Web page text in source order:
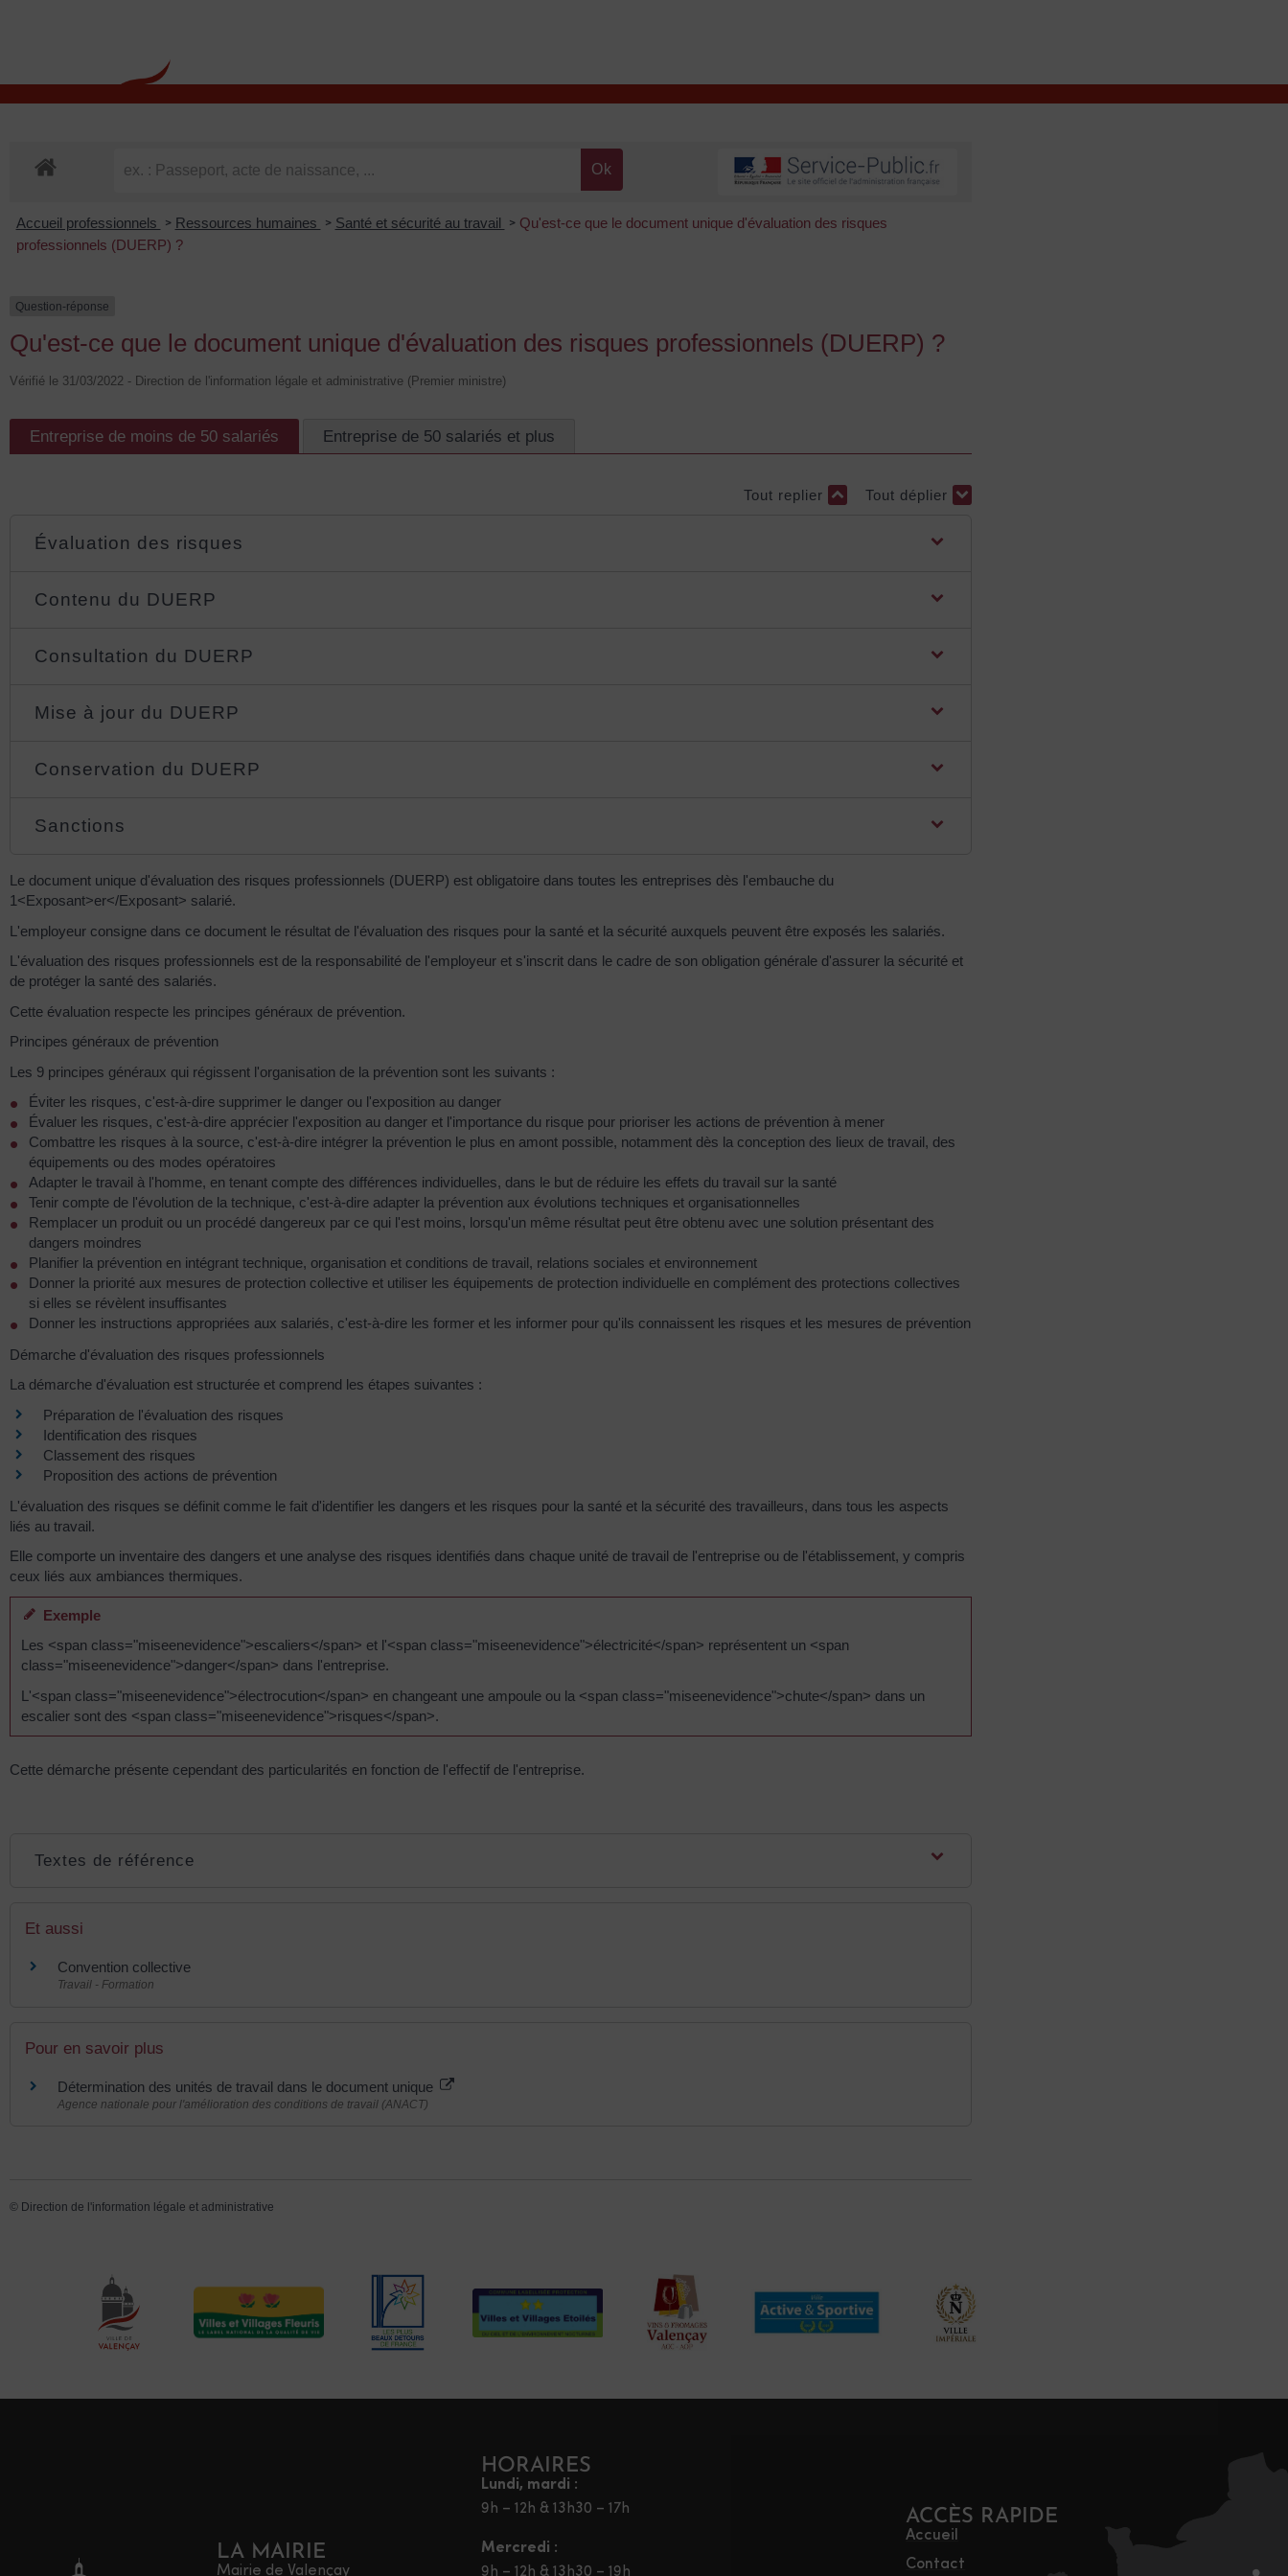
Accueil professionnels > Ressources humaines > Santé et sécurité au travail > Qu'est-ce que le document unique d'évaluation des risques
professionnels (DUERP) ?
Question-réponse
Qu'est-ce que le document unique d'évaluation des risques professionnels (DUERP) ?
Vérifié le 31/03/2022 - Direction de l'information légale et administrative (Premier ministre)
Entreprise de moins de 50 salariés Entreprise de 50 salariés et plus
Tout replier Tout déplier
Évaluation des risques
Contenu du DUERP
Consultation du DUERP
Mise à jour du DUERP
Conservation du DUERP
Sanctions
Le document unique d'évaluation des risques professionnels (DUERP) est obligatoire dans toutes les entreprises dès l'embauche du
1<Exposant>er</Exposant> salarié.
L'employeur consigne dans ce document le résultat de l'évaluation des risques pour la santé et la sécurité auxquels peuvent être exposés les salariés.
L'évaluation des risques professionnels est de la responsabilité de l'employeur et s'inscrit dans le cadre de son obligation générale d'assurer la sécurité et
de protéger la santé des salariés.
Cette évaluation respecte les principes généraux de prévention.
Principes généraux de prévention
Les 9 principes généraux qui régissent l'organisation de la prévention sont les suivants :
Éviter les risques, c'est-à-dire supprimer le danger ou l'exposition au danger
Évaluer les risques, c'est-à-dire apprécier l'exposition au danger et l'importance du risque pour prioriser les actions de prévention à mener
Combattre les risques à la source, c'est-à-dire intégrer la prévention le plus en amont possible, notamment dès la conception des lieux de travail, des
équipements ou des modes opératoires
Adapter le travail à l'homme, en tenant compte des différences individuelles, dans le but de réduire les effets du travail sur la santé
Tenir compte de l'évolution de la technique, c'est-à-dire adapter la prévention aux évolutions techniques et organisationnelles
Remplacer un produit ou un procédé dangereux par ce qui l'est moins, lorsqu'un même résultat peut être obtenu avec une solution présentant des
dangers moindres
Planifier la prévention en intégrant technique, organisation et conditions de travail, relations sociales et environnement
Donner la priorité aux mesures de protection collective et utiliser les équipements de protection individuelle en complément des protections collectives
si elles se révèlent insuffisantes
Donner les instructions appropriées aux salariés, c'est-à-dire les former et les informer pour qu'ils connaissent les risques et les mesures de prévention
Démarche d'évaluation des risques professionnels
La démarche d'évaluation est structurée et comprend les étapes suivantes :
Préparation de l'évaluation des risques
Identification des risques
Classement des risques
Proposition des actions de prévention
L'évaluation des risques se définit comme le fait d'identifier les dangers et les risques pour la santé et la sécurité des travailleurs, dans tous les aspects
liés au travail.
Elle comporte un inventaire des dangers et une analyse des risques identifiés dans chaque unité de travail de l'entreprise ou de l'établissement, y compris
ceux liés aux ambiances thermiques.
Exemple
Les <span class="miseenevidence">escaliers</span> et l'<span class="miseenevidence">électricité</span> représentent un <span
class="miseenevidence">danger</span> dans l'entreprise.
L'<span class="miseenevidence">électrocution</span> en changeant une ampoule ou la <span class="miseenevidence">chute</span> dans un
escalier sont des <span class="miseenevidence">risques</span>.
Cette démarche présente cependant des particularités en fonction de l'effectif de l'entreprise.
Textes de référence
Et aussi
Convention collective
Travail - Formation
Pour en savoir plus
Détermination des unités de travail dans le document unique
Agence nationale pour l'amélioration des conditions de travail (ANACT)
© Direction de l'information légale et administrative
LA MAIRIE
Mairie de Valençay
HORAIRES
Lundi, mardi :
9h – 12h & 13h30 – 17h
Mercredi :
9h – 12h & 13h30 – 19h
ACCÈS RAPIDE
Accueil
Contact